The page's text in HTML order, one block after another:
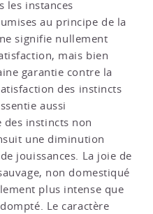
les instances
au principe de la
signifie nullement
mais bien
garantie contre la
des instincts
aussi
instincts non
une diminution
jouissances. La joie de
non domestiqué
plus intense que
Le caractère